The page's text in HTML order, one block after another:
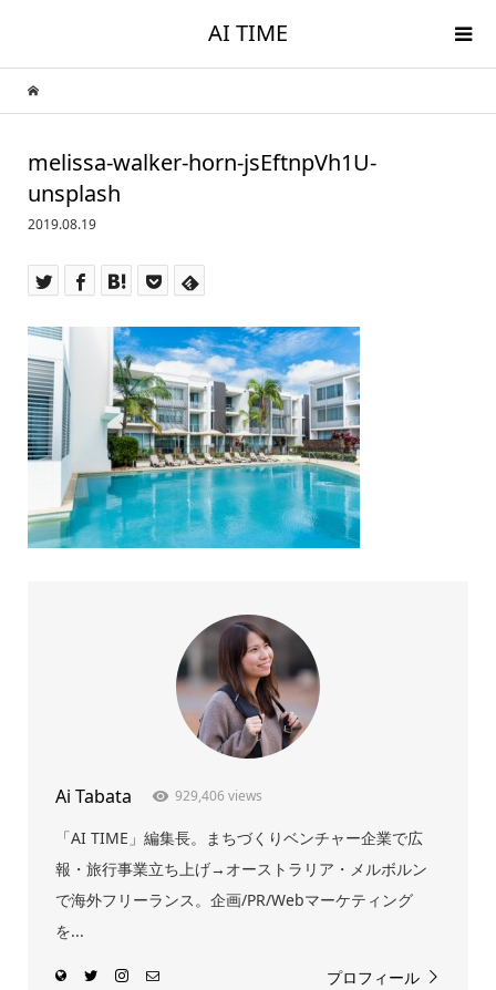
AI TIME
melissa-walker-horn-jsEftnpVh1U-
unsplash
2019.08.19
Ai Tabata 929,406 views
「AI TIME」編集長。まちづくりベンチャー企業で広
報・旅行事業立ち上げ→オーストラリア・メルボルン
で海外フリーランス。企画/PR/Webマーケティング
を...
プロフィール